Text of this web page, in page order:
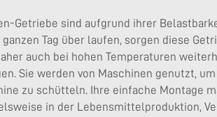
Getriebe sind aufgrund ihrer
ganzen Tag über laufen, sorgen diese
auch bei hohen Temperaturen
Sie werden von Maschinen genutzt,
zu schütteln. Ihre einfache Montage
in der Lebensmittelproduktion,